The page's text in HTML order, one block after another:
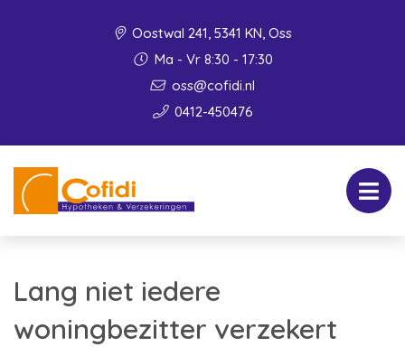
Oostwal 241, 5341 KN, Oss
Ma - Vr 8:30 - 17:30
oss@cofidi.nl
0412-450476
Lang niet iedere
woningbezitter verzekert